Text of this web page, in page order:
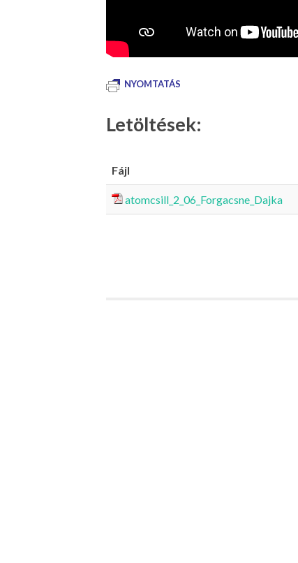
NYOMTATÁS
Letöltések:
Fájl
atomcsill_2_06_Forgacsne_Dajka